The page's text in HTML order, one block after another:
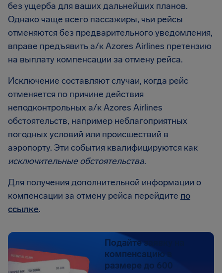
без ущерба для ваших дальнейших планов.
Однако чаще всего пассажиры, чьи рейсы
отменяются без предварительного уведомления,
вправе предъявить а/к Azores Airlines претензию
на выплату компенсации за отмену рейса.
Исключение составляют случаи, когда рейс
отменяется по причине действия
неподконтрольных а/к Azores Airlines
обстоятельств, например неблагоприятных
погодных условий или происшествий в
аэропорту. Эти события квалифицируются как
исключительные обстоятельства.
Для получения дополнительной информации о
компенсации за отмену рейса перейдите по
ссылке.
Подайте заявку на
компенсацию в
размере до 600